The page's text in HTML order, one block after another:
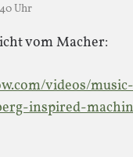
Uhr
vom Macher:
videos/
inspired-